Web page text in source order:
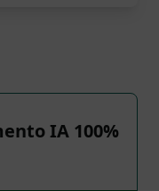
IA 100%